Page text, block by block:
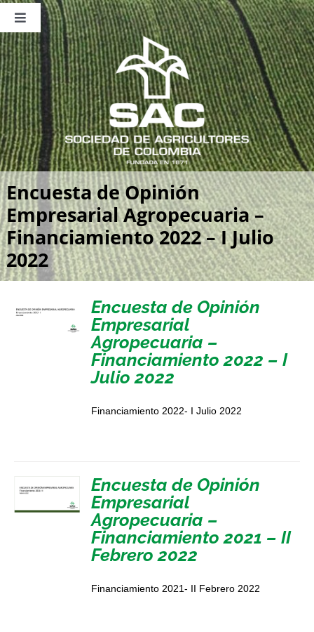
Saltar
contenido
Toggle
Navigation
Nosotros
Publicaciones
Sala de Prensa
Eventos
Encuesta de Opinión
Empresarial Agropecuaria –
Financiamiento 2022 – I Julio
2022
Encuesta de Opinión
Empresarial
Agropecuaria –
Financiamiento 2022 – I
Julio 2022
Financiamiento 2022- I Julio 2022
Encuesta de Opinión
Empresarial
Agropecuaria –
Financiamiento 2021 – II
Febrero 2022
Financiamiento 2021- II Febrero 2022